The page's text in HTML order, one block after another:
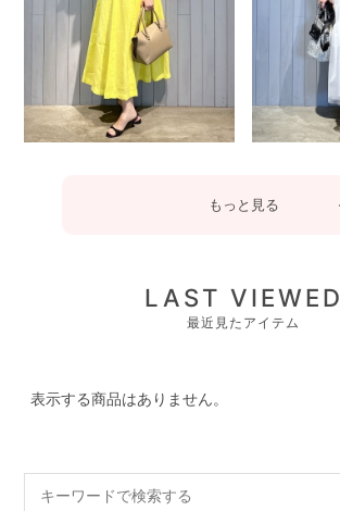
もっと見る
LAST VIEWED
最近見たアイテム
表示する商品はありません。